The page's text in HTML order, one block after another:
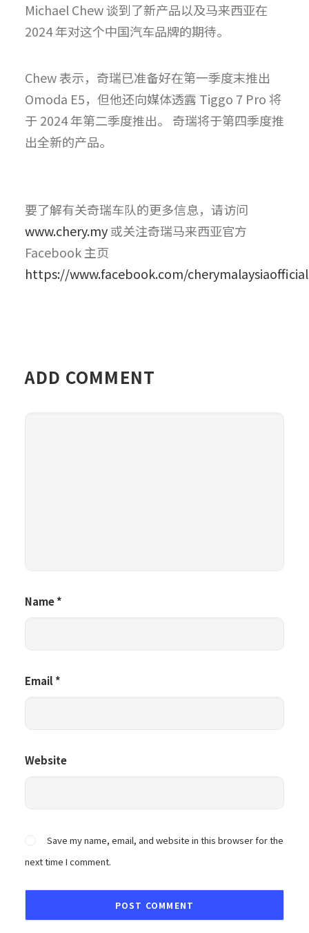
Michael Chew 谈到了新产品以及马来西亚在
2024 年对这个中国汽车品牌的期待。
Chew 表示，奇瑞已准备好在第一季度末推出
Omoda E5，但他还向媒体透露 Tiggo 7 Pro 将
于 2024 年第二季度推出。 奇瑞将于第四季度推
出全新的产品。
要了解有关奇瑞车队的更多信息，请访问
www.chery.my或关注奇瑞马来西亚官方
Facebook 主页
https://www.facebook.com/cherymalaysiaofficial
ADD COMMENT
Name*
Email*
Website
Save my name, email, and website in this browser for the
next time I comment.